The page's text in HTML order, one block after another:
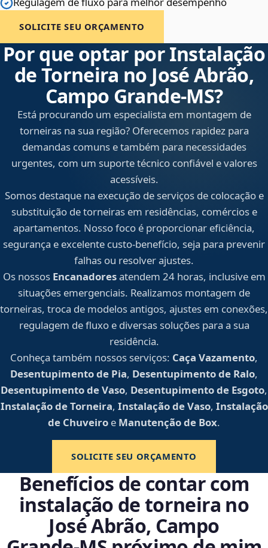
SOLICITE SEU ORÇAMENTO
Por que optar por Instalação
de Torneira no José Abrão,
Campo Grande‑MS?
Está procurando um especialista em montagem de
torneiras na sua região? Oferecemos rapidez para
demandas comuns e também para necessidades
urgentes, com um suporte técnico confiável e valores
acessíveis.
Somos destaque na execução de serviços de colocação e
substituição de torneiras em residências, comércios e
apartamentos. Nosso foco é proporcionar eficiência,
segurança e excelente custo-benefício, seja para prevenir
falhas ou resolver ajustes.
Os nossos Encanadoresatendem 24 horas, inclusive em
situações emergenciais. Realizamos montagem de
torneiras, troca de modelos antigos, ajustes em conexões,
regulagem de fluxo e diversas soluções para a sua
residência.
Conheça também nossos serviços: Caça Vazamento,
Desentupimento de Pia, Desentupimento de Ralo,
Desentupimento de Vaso, Desentupimento de Esgoto,
Instalação de Torneira, Instalação de Vaso, Instalação
de Chuveiro e Manutenção de Box.
SOLICITE SEU ORÇAMENTO
Benefícios de contar com
instalação de torneira no
José Abrão, Campo